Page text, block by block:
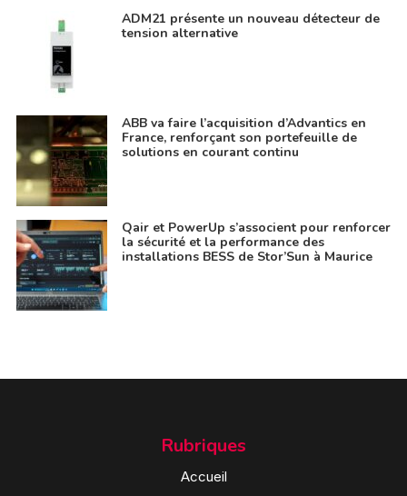
ADM21 présente un nouveau détecteur de
tension alternative
ABB va faire l’acquisition d’Advantics en
France, renforçant son portefeuille de
solutions en courant continu
Qair et PowerUp s’associent pour renforcer
la sécurité et la performance des
installations BESS de Stor’Sun à Maurice
Rubriques
Accueil